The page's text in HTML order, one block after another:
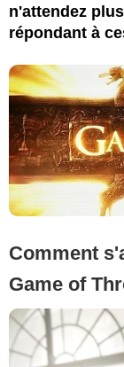
n'attendez
répondant à
Comment
Game of